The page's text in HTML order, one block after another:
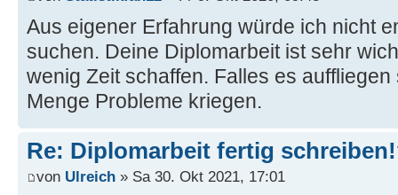
Aus eigener Erfahrung würde ich nicht
suchen. Deine Diplomarbeit ist sehr
wenig Zeit schaffen. Falles es
Menge Probleme kriegen.
Re: Diplomarbeit fertig
von Ulreich » Sa 30. Okt 2021, 17:01